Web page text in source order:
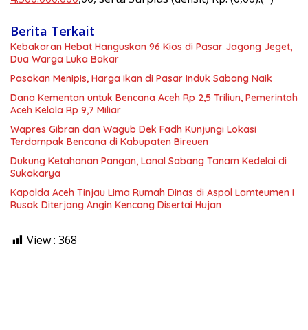
Berita Terkait
Kebakaran Hebat Hanguskan 96 Kios di Pasar Jagong Jeget,
Dua Warga Luka Bakar
Pasokan Menipis, Harga Ikan di Pasar Induk Sabang Naik
Dana Kementan untuk Bencana Aceh Rp 2,5 Triliun, Pemerintah
Aceh Kelola Rp 9,7 Miliar
Wapres Gibran dan Wagub Dek Fadh Kunjungi Lokasi
Terdampak Bencana di Kabupaten Bireuen
Dukung Ketahanan Pangan, Lanal Sabang Tanam Kedelai di
Sukakarya
Kapolda Aceh Tinjau Lima Rumah Dinas di Aspol Lamteumen I
Rusak Diterjang Angin Kencang Disertai Hujan
View : 368